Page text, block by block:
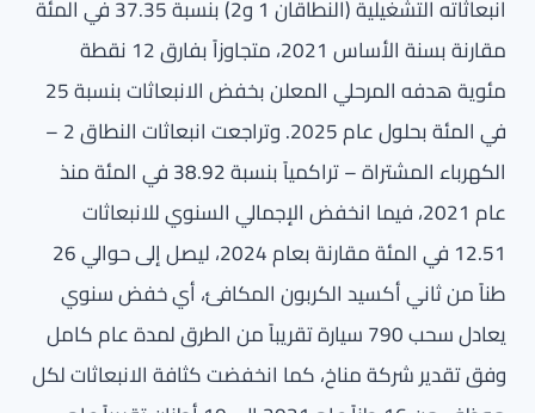
انبعاثاته التشغيلية (النطاقان 1 و2) بنسبة 37.35 في المئة
مقارنة بسنة الأساس 2021، متجاوزاً بفارق 12 نقطة
مئوية هدفه المرحلي المعلن بخفض الانبعاثات بنسبة 25
في المئة بحلول عام 2025. وتراجعت انبعاثات النطاق 2 –
الكهرباء المشتراة – تراكمياً بنسبة 38.92 في المئة منذ
عام 2021، فيما انخفض الإجمالي السنوي للانبعاثات
12.51 في المئة مقارنة بعام 2024، ليصل إلى حوالي 26
طناً من ثاني أكسيد الكربون المكافئ، أي خفض سنوي
يعادل سحب 790 سيارة تقريباً من الطرق لمدة عام كامل
وفق تقدير شركة مناخ، كما انخفضت كثافة الانبعاثات لكل